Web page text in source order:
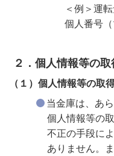
＜例＞運
個人番号
２．個人情報等の
（１）個人情報等の取
当金庫は、あ
個人情報等の
不正の手段に
ありません。